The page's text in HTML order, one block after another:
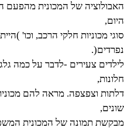
האבולוציה של המכונית מהפעם
היום,
נפרדים(.
לילדים צעירים -לדבר על כמה
חלונות,
דלתות וצפצפה. מראה להם
שונים,
מבקשת תמונה של המכונית